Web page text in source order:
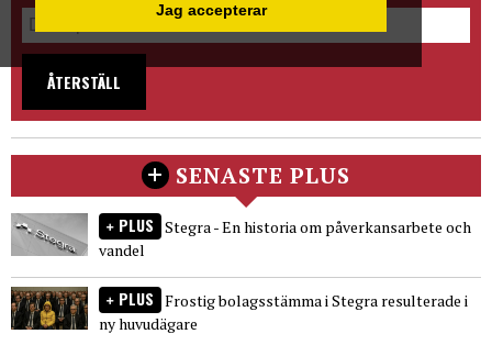
Jag accepterar
ÅTERSTÄLL
SENASTE PLUS
PLUS Stegra - En historia om påverkansarbete och
vandel
PLUS Frostig bolagsstämma i Stegra resulterade i
ny huvudägare